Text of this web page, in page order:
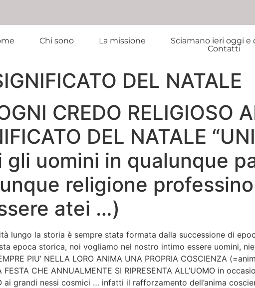
Chi sono La missione Sciamano ieri oggi e
Contatti
DEL NATALE
CREDO RELIGIOSO
DEL NATALE
uomini in qualunque
religione
atei …)
lungo la storia è sempre stata formata dalla successione di
epoca storica, noi vogliamo nel nostro intimo essere uomini,
PIU’ NELLA LORO ANIMA UNA PROPRIA COSCIENZA
FESTA CHE ANNUALMENTE SI RIPRESENTA ALL’UOMO in
ai grandi nessi cosmici … infatti il rafforzamento dell’anima